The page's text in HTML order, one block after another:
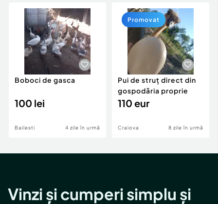
Servicii
Animale de companie
Afaceri și echipamente profesionale
Inchiriere Bunuri si Vehicule
Utilaje agricole si industriale
Piese auto si accesorii
Dacia Duster
Boboci de gasca
100 lei
Bailesti 4 zile în urmă
Pui de struț direct din
gospodăria proprie
110 eur
Craiova 8 zile în urmă
Promovat
Vinzi și cumperi simplu și